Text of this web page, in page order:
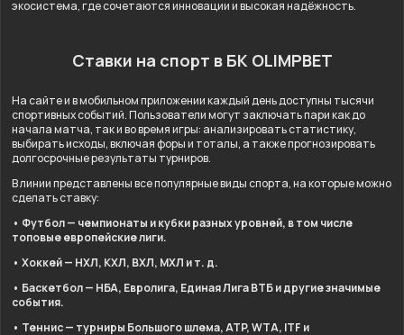
экосистема, где сочетаются инновации и высокая надёжность.
Ставки на спорт в БК OLIMPBET
На сайте и в мобильном приложении каждый день доступны тысячи
спортивных событий. Пользователи могут заключать пари как до
начала матча, так и во время игры: анализировать статистику,
выбирать исходы, включая форы и тоталы, а также прогнозировать
долгосрочные результаты турниров.
В линии представлены все популярные виды спорта, на которые можно
сделать ставку:
• Футбол — чемпионаты и кубки разных уровней, в том числе
топовые европейские лиги.
• Хоккей — НХЛ, КХЛ, ВХЛ, МХЛ и т. д.
• Баскетбол — НБА, Евролига, Единая Лига ВТБ и другие значимые
события.
• Теннис — турниры Большого шлема, ATP, WTA, ITF и